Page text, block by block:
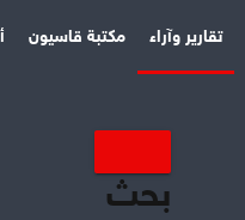
تقارير وآراء مكتبة قاسيون
بحث